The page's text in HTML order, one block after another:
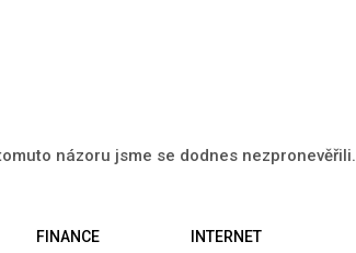
názoru jsme se dodnes nezpronevěřili.
FINANCE
INTERNET